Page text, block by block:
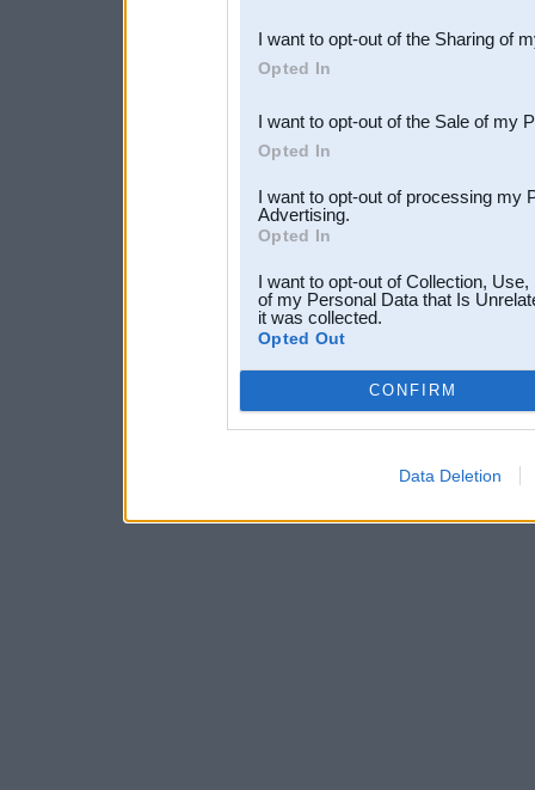
Downstream Participants
third parties.
I want to opt-out of the Sharing of
Opted In
I want to opt-out of the Sale of my
Opted In
I want to opt-out of processing my
Advertising.
Opted In
I want to opt-out of Collection,
of my Personal Data that Is
it was collected.
Opted Out
CONFIRM
Data Deletion